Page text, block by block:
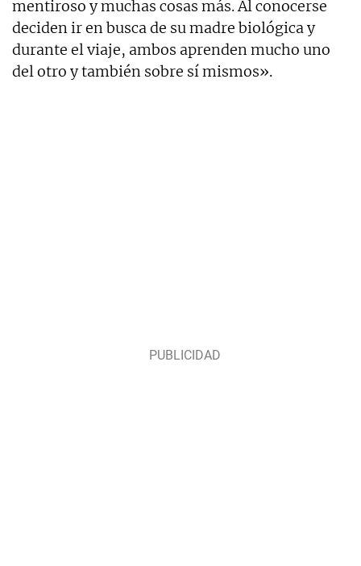
mentiroso y muchas cosas más. Al conocerse
deciden ir en busca de su madre biológica y
durante el viaje, ambos aprenden mucho uno
del otro y también sobre sí mismos».